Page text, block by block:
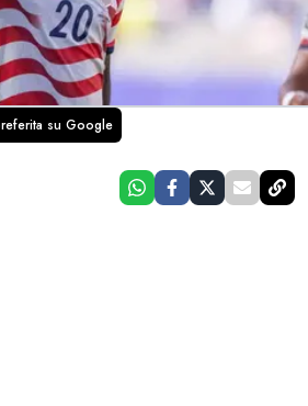
su Google